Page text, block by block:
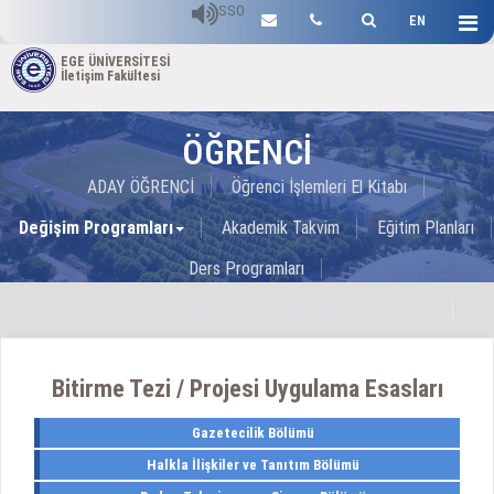
EN
SSO
EGE ÜNİVERSİTESİ
İletişim Fakültesi
ÖĞRENCİ
ADAY ÖĞRENCİ
Öğrenci İşlemleri El Kitabı
Değişim Programları
Akademik Takvim
Eğitim Planları
Ders Programları
Bitirme Tezi / Projesi Uygulama Esasları
Diploma Sorgulama
Öğrenci İşleri Bürosundan İstenilecek Belgelere İlişkin E-Posta
Bilgileri
Bitirme Tezi / Projesi Uygulama Esasları
Gazetecilik Bölümü
Halkla İlişkiler ve Tanıtım Bölümü